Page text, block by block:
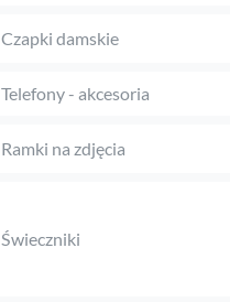
Czapki damskie
Telefony - akcesoria
Ramki na zdjęcia
Świeczniki